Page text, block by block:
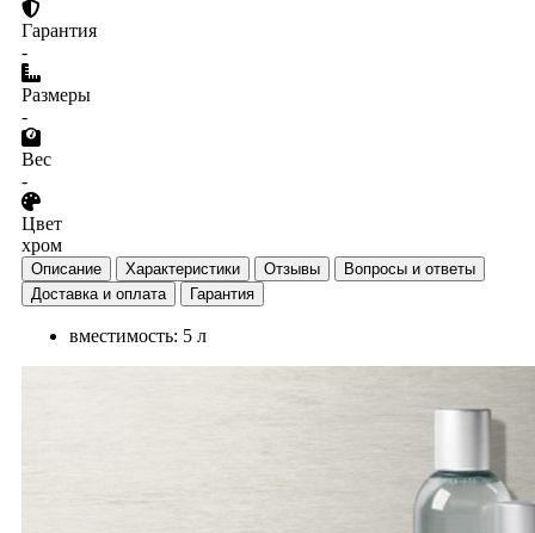
Гарантия
-
Размеры
-
Вес
-
Цвет
хром
Описание Характеристики Отзывы
Вопросы и ответы
Доставка и оплата
Гарантия
вместимость: 5 л